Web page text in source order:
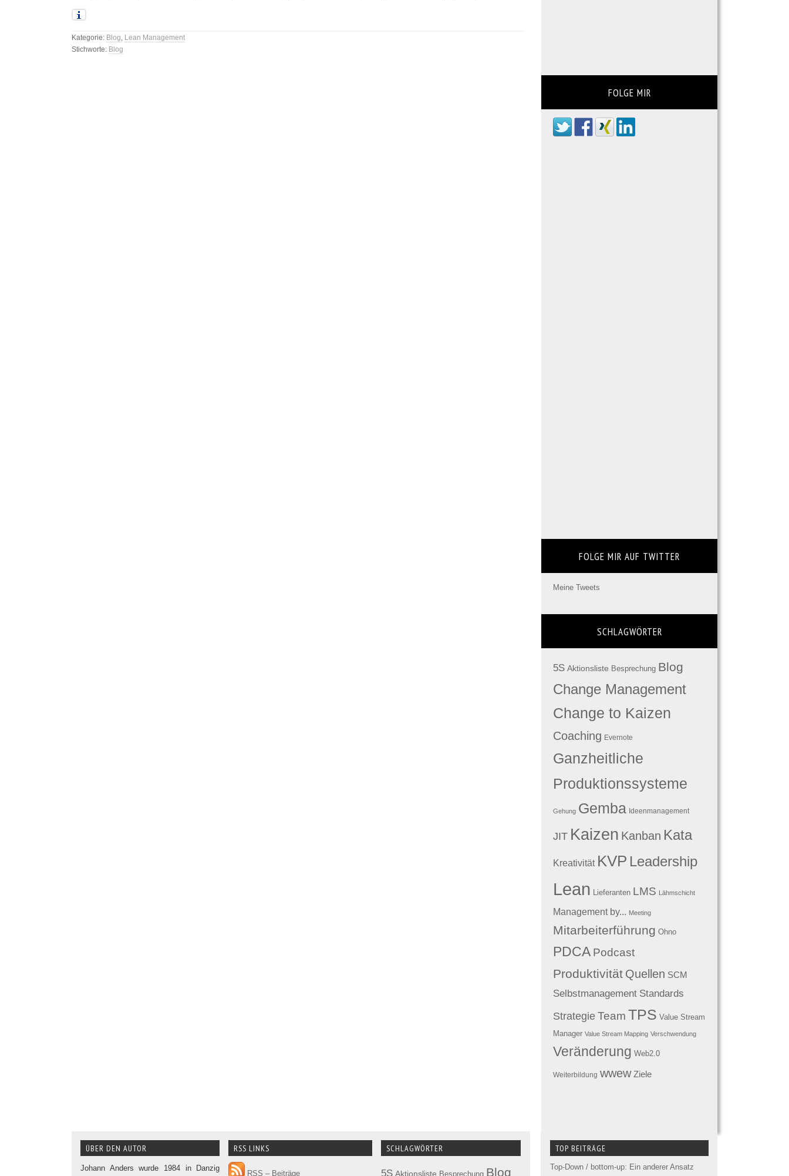
Kategorie: Blog, Lean Management
Stichworte: Blog
FOLGE MIR
FOLGE MIR AUF TWITTER
Meine Tweets
SCHLAGWÖRTER
5S Aktionsliste Besprechung Blog
Change Management
Change to Kaizen
Coaching Evernote
Ganzheitliche
Produktionssysteme
Gehung Gemba Ideenmanagement
JIT Kaizen Kanban Kata
Kreativität KVP Leadership
Lean Lieferanten LMS Lähmschicht
Management by... Meeting
Mitarbeiterführung Ohno
PDCA Podcast
Produktivität Quellen SCM
Selbstmanagement Standards
Strategie Team TPS Value Stream
Manager Value Stream Mapping Verschwendung
Veränderung Web2.0
Weiterbildung wwew Ziele
ÜBER DEN AUTOR
Johann Anders wurde 1984 in Danzig
RSS LINKS
RSS – Beiträge
SCHLAGWÖRTER
5S Aktionsliste Besprechung Blog
TOP BEITRÄGE
Top-Down / bottom-up: Ein anderer Ansatz